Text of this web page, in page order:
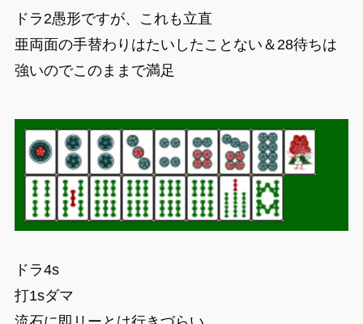
ドラ2愚形ですが、これも立直
亜両面の手替わりはたいしたことない＆28待ちは
強いのでこのままで満足
ドラ4s
打1sダマ